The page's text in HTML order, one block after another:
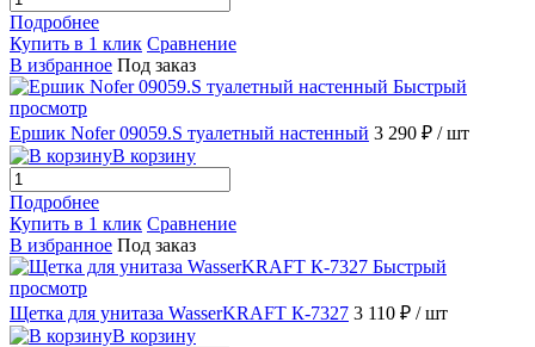
Подробнее
Купить в 1 клик Сравнение
В избранное Под заказ
Быстрый
просмотр
Ершик Nofer 09059.S туалетный настенный 3 290 ₽ / шт
В корзину
Подробнее
Купить в 1 клик Сравнение
В избранное Под заказ
Быстрый
просмотр
Щетка для унитаза WasserKRAFT К-7327 3 110 ₽ / шт
В корзину